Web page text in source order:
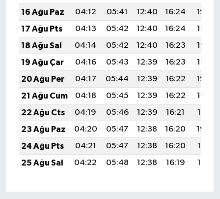
16 Ağu Paz
04:12 05:41 12:40 16:24
19:29
17 Ağu Pts
04:13 05:42 12:40 16:24
19:28
18 Ağu Sal
04:14 05:42 12:40 16:23
19:27
19 Ağu Çar
04:16 05:43 12:39 16:23
19:25
20 Ağu Per
04:17 05:44 12:39 16:22
19:24
21 Ağu Cum
04:18 05:45 12:39 16:22
19:23
22 Ağu Cts
04:19 05:46 12:39 16:21
19:21
23 Ağu Paz
04:20 05:47 12:38 16:20
19:20
24 Ağu Pts
04:21 05:47 12:38 16:20
19:19
25 Ağu Sal
04:22 05:48 12:38 16:19 19:17